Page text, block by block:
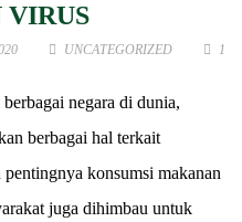
VIRUS
UNCATEGORIZED 1
negara di dunia,
berbagai hal terkait
pentingnya konsumsi makanan
juga dihimbau untuk